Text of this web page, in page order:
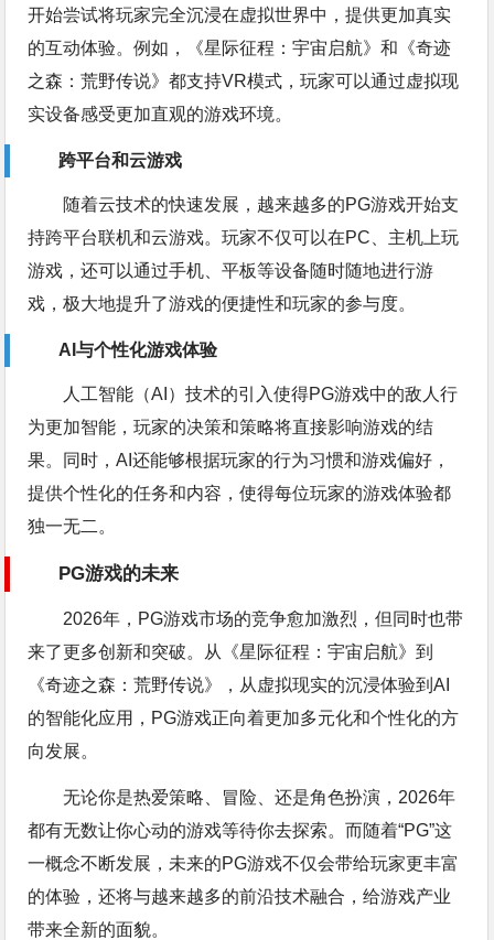
开始尝试将玩家完全沉浸在虚拟世界中，提供更加真实
的互动体验。例如，《星际征程：宇宙启航》和《奇迹
之森：荒野传说》都支持VR模式，玩家可以通过虚拟现
实设备感受更加直观的游戏环境。
跨平台和云游戏
随着云技术的快速发展，越来越多的PG游戏开始支
持跨平台联机和云游戏。玩家不仅可以在PC、主机上玩
游戏，还可以通过手机、平板等设备随时随地进行游
戏，极大地提升了游戏的便捷性和玩家的参与度。
AI与个性化游戏体验
人工智能（AI）技术的引入使得PG游戏中的敌人行
为更加智能，玩家的决策和策略将直接影响游戏的结
果。同时，AI还能够根据玩家的行为习惯和游戏偏好，
提供个性化的任务和内容，使得每位玩家的游戏体验都
独一无二。
PG游戏的未来
2026年，PG游戏市场的竞争愈加激烈，但同时也带
来了更多创新和突破。从《星际征程：宇宙启航》到
《奇迹之森：荒野传说》，从虚拟现实的沉浸体验到AI
的智能化应用，PG游戏正向着更加多元化和个性化的方
向发展。
无论你是热爱策略、冒险、还是角色扮演，2026年
都有无数让你心动的游戏等待你去探索。而随着“PG”这
一概念不断发展，未来的PG游戏不仅会带给玩家更丰富
的体验，还将与越来越多的前沿技术融合，给游戏产业
带来全新的面貌。